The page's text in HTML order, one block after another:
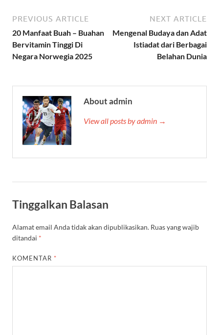
PREVIOUS ARTICLE
20 Manfaat Buah – Buahan
Bervitamin Tinggi Di
Negara Norwegia 2025
NEXT ARTICLE
Mengenal Budaya dan Adat
Istiadat dari Berbagai
Belahan Dunia
About admin
View all posts by admin →
Tinggalkan Balasan
Alamat email Anda tidak akan dipublikasikan. Ruas yang wajib
ditandai *
KOMENTAR *